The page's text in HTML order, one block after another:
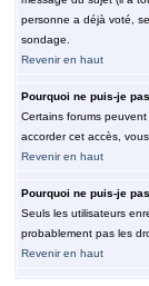
personne a déjà voté,
sondage.
Revenir en haut
Pourquoi ne puis-je
Certains forums
accorder cet accès,
Revenir en haut
Pourquoi ne puis-je
Seuls les utilisateurs
probablement pas les
Revenir en haut